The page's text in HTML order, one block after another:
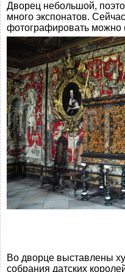
Дворец небольшой,
много экспонатов.
фотографировать можно
Во дворце выставлены
собрания датских